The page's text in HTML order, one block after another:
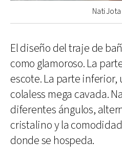
Nati
El diseño del traje de
como glamoroso. La
escote. La parte
colaless mega cavada.
diferentes ángulos,
cristalino y la
donde se hospeda.